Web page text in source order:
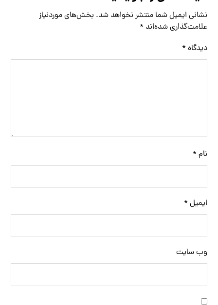
نشانی ایمیل شما منتشر نخواهد شد. بخش‌های موردنیاز
علامت‌گذاری شده‌اند *
دیدگاه *
نام *
ایمیل *
وب‌ سایت